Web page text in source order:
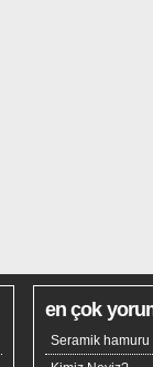
en çok
Seramik hamuru